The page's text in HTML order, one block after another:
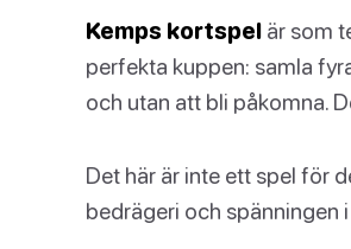
Kemps kortspel är som
perfekta kuppen: samla
och utan att bli påkomna.
Det här är inte ett spel för
bedrägeri och spänningen